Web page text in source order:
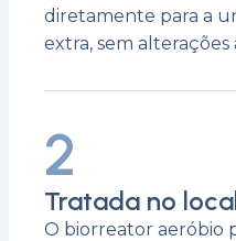
diretamente para a
extra, sem alterações
2
Tratada no
O biorreator aeróbio